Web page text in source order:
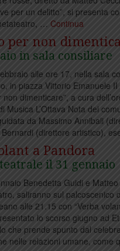
Ultimo
atro
“Benvenuti in
a Comeana
Due mostre in
con Libera
È tempo di
Concerto
per un delitto”, si presenta
… Continua
per non
in sala consiliare
alle ore 17, nella sala
in piazza Vittorio Emanuele
non dimenticare”, a cura
Musica L’Ottava Nota dei
da Massimo Annibali
(direttore artistico),
a Pandora
il 31 gennaio
Benedetta Guidi e
saliranno sul palcoscenico
alle 21.15 con “Verba
lo scorso giugno ad
che prende spunto dal
nelle relazioni umane, come